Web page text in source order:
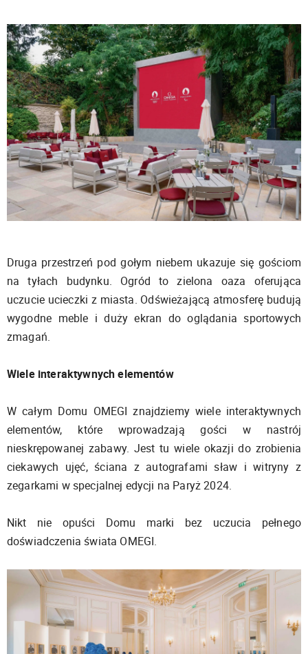
Druga przestrzeń pod gołym niebem ukazuje się gościom
na tyłach budynku. Ogród to zielona oaza oferująca
uczucie ucieczki z miasta. Odświeżającą atmosferę budują
wygodne meble i duży ekran do oglądania sportowych
zmagań.
Wiele interaktywnych elementów
W całym Domu OMEGI znajdziemy wiele interaktywnych
elementów, które wprowadzają gości w nastrój
nieskrępowanej zabawy. Jest tu wiele okazji do zrobienia
ciekawych ujęć, ściana z autografami sław i witryny z
zegarkami w specjalnej edycji na Paryż 2024.
Nikt nie opuści Domu marki bez uczucia pełnego
doświadczenia świata OMEGI.